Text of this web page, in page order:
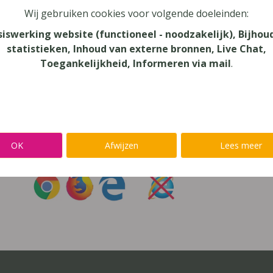
vergeten?
niet inloggen met een@lees.op-account
meteen naarAlinea,IntoWords,K3000,SprintPlus,
Wij gebruiken cookies voor volgende doeleinden:
website (functioneel - noodzakelijk),
statistieken, Inhoud van externe bronnen, Live Chat,
Toegankelijkheid, Informeren via mail.
OK Afwijzen Lees meer